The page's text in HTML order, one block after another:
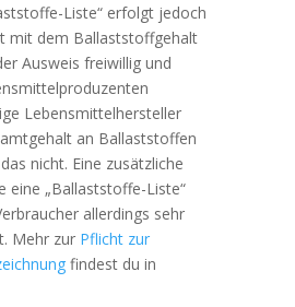
Liste“ erfolgt jedoch
mit dem Ballaststoffgehalt
Ausweis freiwillig und
Lebensmittelhersteller
an Ballaststoffen
nicht. Eine zusätzliche
eine „Ballaststoffe-Liste“
allerdings sehr
Mehr zur Pflicht zur
findest du in